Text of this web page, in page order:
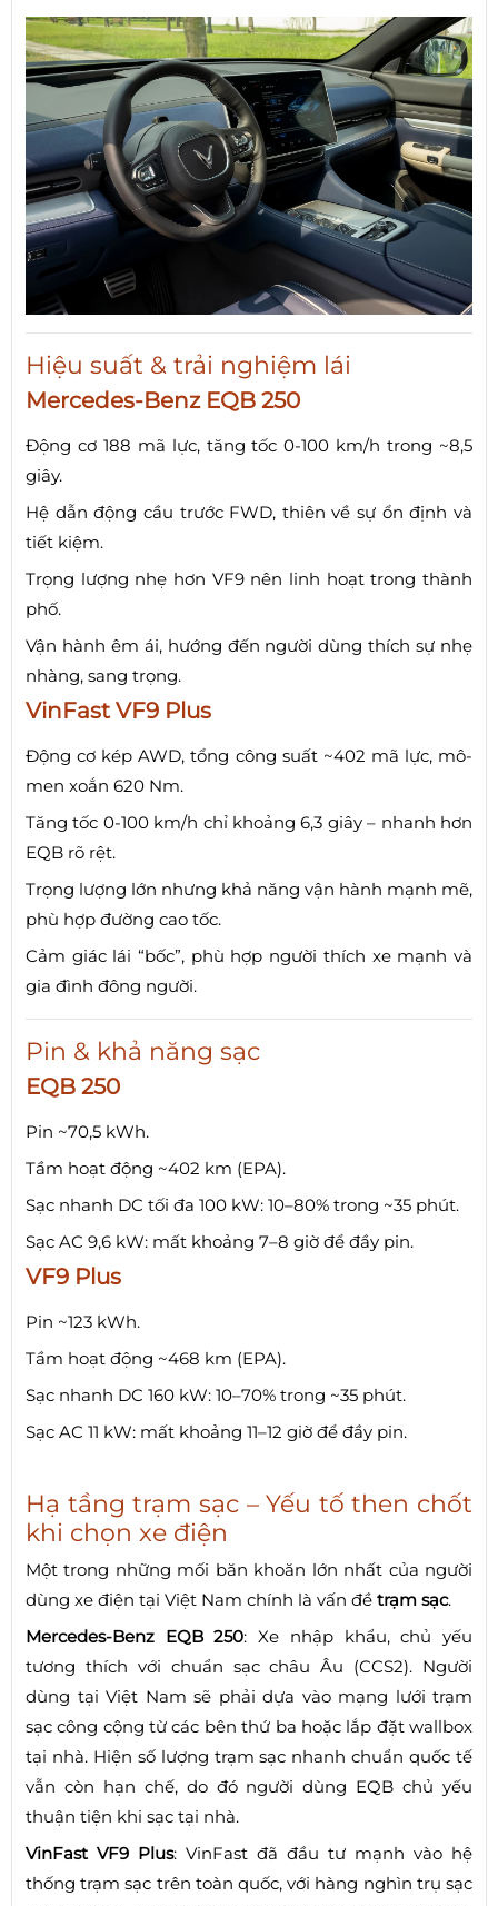
Hiệu suất & trải nghiệm lái
Mercedes-Benz EQB 250
Động cơ 188 mã lực, tăng tốc 0-100 km/h trong ~8,5
giây.
Hệ dẫn động cầu trước FWD, thiên về sự ổn định và
tiết kiệm.
Trọng lượng nhẹ hơn VF9 nên linh hoạt trong thành
phố.
Vận hành êm ái, hướng đến người dùng thích sự nhẹ
nhàng, sang trọng.
VinFast VF9 Plus
Động cơ kép AWD, tổng công suất ~402 mã lực, mô-
men xoắn 620 Nm.
Tăng tốc 0-100 km/h chỉ khoảng 6,3 giây – nhanh hơn
EQB rõ rệt.
Trọng lượng lớn nhưng khả năng vận hành mạnh mẽ,
phù hợp đường cao tốc.
Cảm giác lái “bốc”, phù hợp người thích xe mạnh và
gia đình đông người.
Pin & khả năng sạc
EQB 250
Pin ~70,5 kWh.
Tầm hoạt động ~402 km (EPA).
Sạc nhanh DC tối đa 100 kW: 10–80% trong ~35 phút.
Sạc AC 9,6 kW: mất khoảng 7–8 giờ để đầy pin.
VF9 Plus
Pin ~123 kWh.
Tầm hoạt động ~468 km (EPA).
Sạc nhanh DC 160 kW: 10–70% trong ~35 phút.
Sạc AC 11 kW: mất khoảng 11–12 giờ để đầy pin.
Hạ tầng trạm sạc – Yếu tố then chốt
khi chọn xe điện
Một trong những mối băn khoăn lớn nhất của người
dùng xe điện tại Việt Nam chính là vấn đề trạm sạc.
Mercedes-Benz EQB 250: Xe nhập khẩu, chủ yếu
tương thích với chuẩn sạc châu Âu (CCS2). Người
dùng tại Việt Nam sẽ phải dựa vào mạng lưới trạm
sạc công cộng từ các bên thứ ba hoặc lắp đặt wallbox
tại nhà. Hiện số lượng trạm sạc nhanh chuẩn quốc tế
vẫn còn hạn chế, do đó người dùng EQB chủ yếu
thuận tiện khi sạc tại nhà.
VinFast VF9 Plus: VinFast đã đầu tư mạnh vào hệ
thống trạm sạc trên toàn quốc, với hàng nghìn trụ sạc